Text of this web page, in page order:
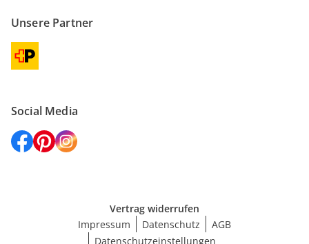
Unsere Partner
Social Media
Vertrag widerrufen
Impressum
Datenschutz
AGB
Datenschutzeinstellungen